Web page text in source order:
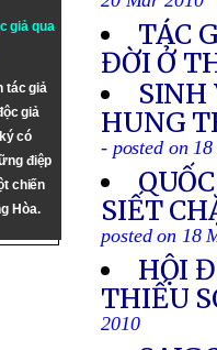
giả qua
tác giả
giả
có
điệp
chiến
Hòa.
TÁC
ĐỜI Ở
SINH
HUNG
- posted on
SIẾT
posted on 18
HỘI
THIẾU
2010